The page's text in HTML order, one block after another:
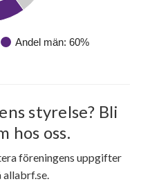
Andel män: 60%
styrelse? Bli
hos oss.
föreningens uppgifter
allabrf.se.